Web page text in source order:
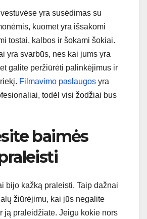
yra susėdimas su
kuomet yra išsakomi
tostai, kalbos ir šokami šokiai.
yra svarbūs, nes kai jums yra
galite peržiūrėti palinkėjimus ir
Filmavimo paslaugos yra
todėl visi žodžiai bus
baimės
bijo kažką praleisti. Taip dažnai
žiūrėjimu, kai jūs negalite
ją praleidžiate. Jeigu kokie nors